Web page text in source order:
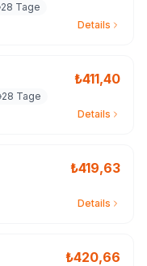
28 Tage
Details
₺411,40
28 Tage
Details
₺419,63
Details
₺420,66